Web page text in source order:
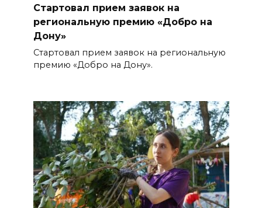
Стартовал прием заявок на
региональную премию «Добро на
Дону»
Стартовал прием заявок на региональную
премию «Добро на Дону».